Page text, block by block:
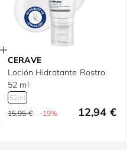
CERAVE
Loción Hidratante Rostro
52 ml
52ml
15,95 € -19% 12,94 €